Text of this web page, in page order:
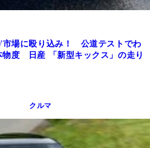
市場に殴り込み！ 公道テストでわ
物度 日産 「新型キックス」の走り
クルマ